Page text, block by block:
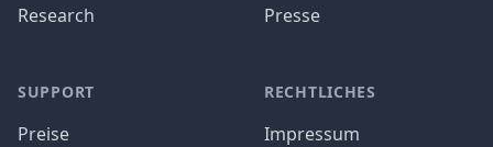
Research
SUPPORT
Preise
Presse
RECHTLICHES
Impressum